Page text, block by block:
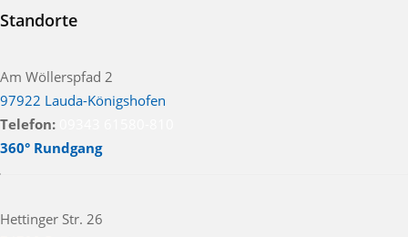
Standorte
Am Wöllerspfad 2
97922 Lauda-Königshofen
Telefon:
360° Rundgang
Hettinger Str. 26